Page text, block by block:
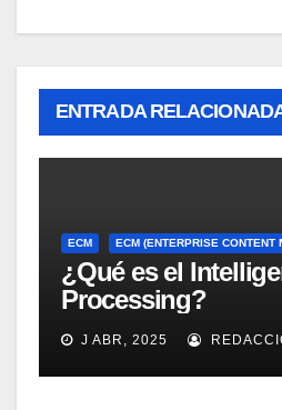
ENTRADA
ECM ECM (ENTERPRISE CONTENT
¿Qué es el
Processing?
J ABR, 2025